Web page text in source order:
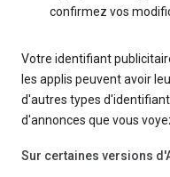
confirmez vos
Votre identifiant
les applis peuvent avoir
d'autres types
d'annonces que vous
Sur certaines versions